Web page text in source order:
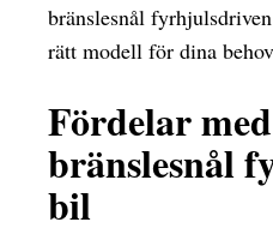
bränslesnål
rätt modell för dina
Fördelar
bränslesnål
bil